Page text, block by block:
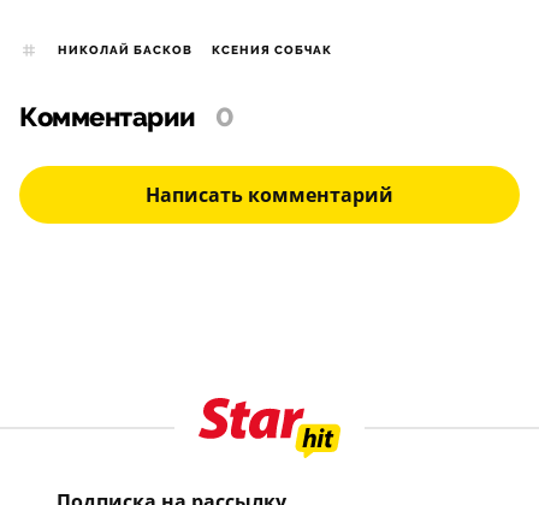
НИКОЛАЙ БАСКОВ КСЕНИЯ СОБЧАК
Комментарии 0
Написать комментарий